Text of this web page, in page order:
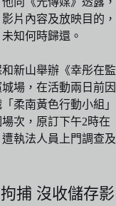
片內容及放映目的，
知何時歸還。
新山舉辦《幸彤在監
場，在活動兩日前因
柔南黃色行動小組」
次，原訂下午2時在
執法人員上門調查及
捕 沒收儲存影